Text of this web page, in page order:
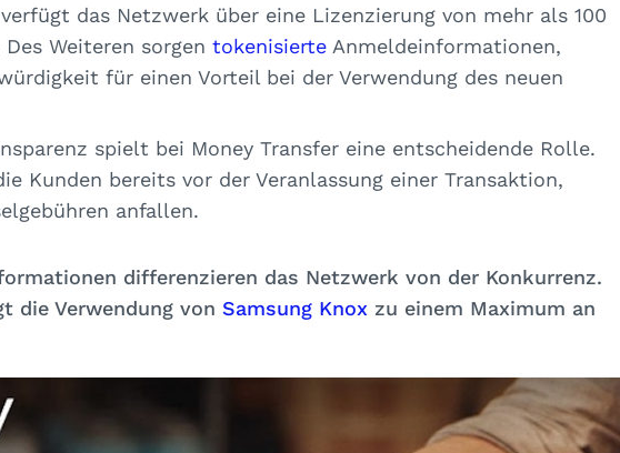
das Netzwerk über eine Lizenzierung von mehr als 100
Weiteren sorgen tokenisierte Anmeldeinformationen,
für einen Vorteil bei der Verwendung des neuen
spielt bei Money Transfer eine entscheidende Rolle.
Kunden bereits vor der Veranlassung einer Transaktion,
anfallen.
differenzieren das Netzwerk von der Konkurrenz.
die Verwendung von Samsung Knox zu einem Maximum an